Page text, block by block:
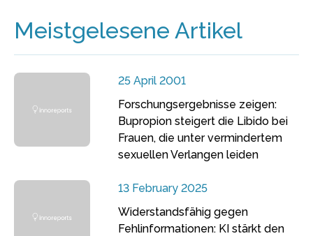
Meistgelesene Artikel
25 April 2001
Forschungsergebnisse zeigen:
Bupropion steigert die Libido bei
Frauen, die unter vermindertem
sexuellen Verlangen leiden
13 February 2025
Widerstandsfähig gegen
Fehlinformationen: KI stärkt den